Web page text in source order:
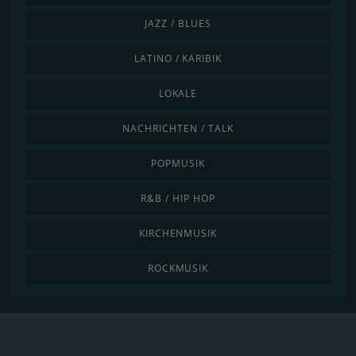
JAZZ / BLUES
LATINO / KARIBIK
LOKALE
NACHRICHTEN / TALK
POPMUSIK
R&B / HIP HOP
KIRCHENMUSIK
ROCKMUSIK